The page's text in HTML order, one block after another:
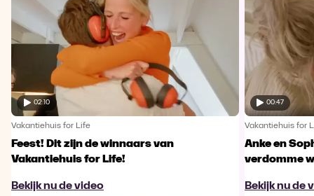
02:10
Vakantiehuis for Life
Feest! Dit zijn de winnaars van
Vakantiehuis for Life!
Bekijk nu de video
00:47
Vakantiehuis for
Anke en
verdomme
Bekijk nu de